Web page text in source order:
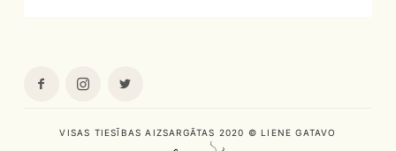
VISAS TIESĪBAS AIZSARGĀTAS 2020 © LIENE GATAVO